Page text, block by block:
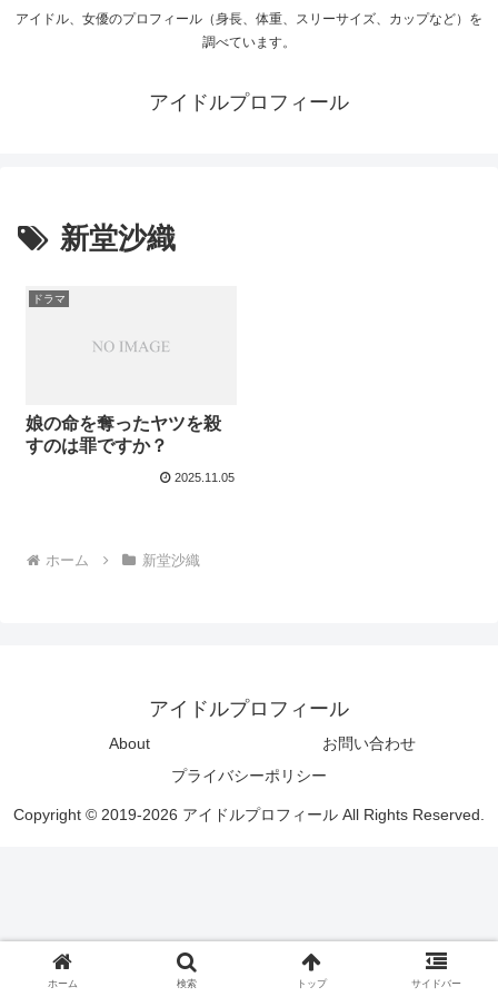
アイドル、女優のプロフィール（身長、体重、スリーサイズ、カップなど）を
調べています。
アイドルプロフィール
新堂沙織
ドラマ
娘の命を奪ったヤツを殺
すのは罪ですか？
2025.11.05
ホーム 新堂沙織
アイドルプロフィール
About
お問い合わせ
プライバシーポリシー
Copyright © 2019-2026 アイドルプロフィール All Rights Reserved.
ホーム 検索 トップ サイドバー